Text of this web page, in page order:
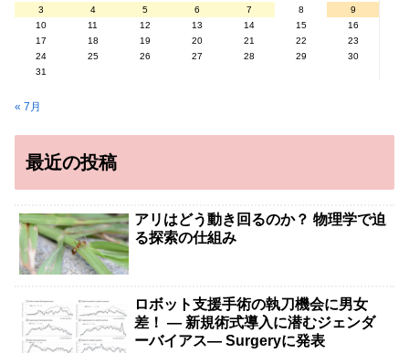
3
4 5 6 7 8
9
10
11 12 13 14 15
16
17
18 19 20 21 22
23
24
25 26 27 28 29
30
31
« 7月
最近の投稿
アリはどう動き回るのか？ 物理学で迫
る探索の仕組み
ロボット支援手術の執刀機会に男女
差！ — 新規術式導入に潜むジェンダ
ーバイアス— Surgeryに発表